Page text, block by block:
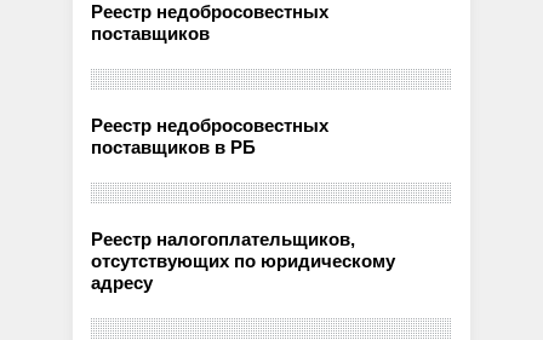
Реестр недобросовестных
поставщиков
Реестр недобросовестных
поставщиков в РБ
Реестр налогоплательщиков,
отсутствующих по юридическому
адресу